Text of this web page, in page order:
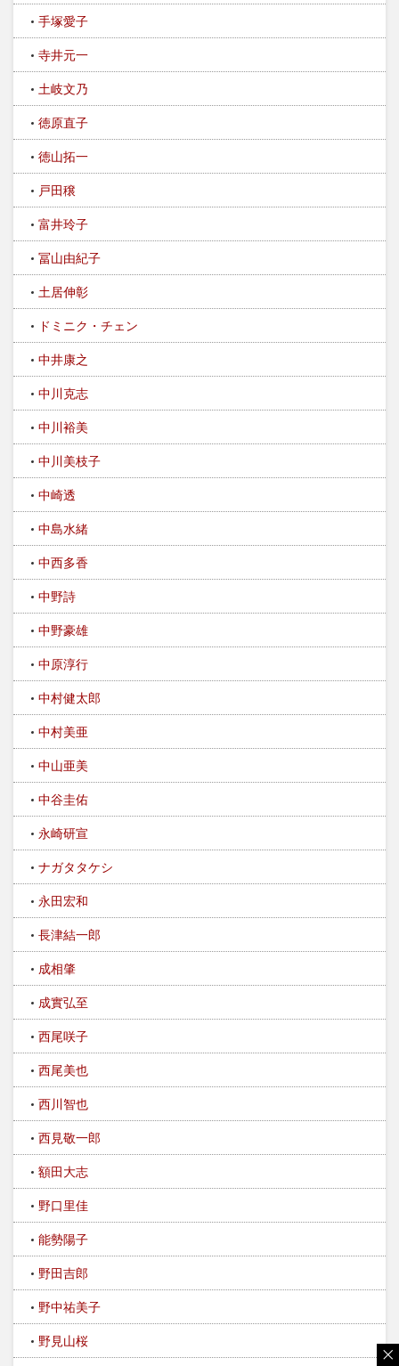
手塚愛子
寺井元一
土岐文乃
徳原直子
徳山拓一
戸田穣
富井玲子
冨山由紀子
土居伸彰
ドミニク・チェン
中井康之
中川克志
中川裕美
中川美枝子
中崎透
中島水緒
中西多香
中野詩
中野豪雄
中原淳行
中村健太郎
中村美亜
中山亜美
中谷圭佑
永崎研宣
ナガタタケシ
永田宏和
長津結一郎
成相肇
成實弘至
西尾咲子
西尾美也
西川智也
西見敬一郎
額田大志
野口里佳
能勢陽子
野田吉郎
野中祐美子
野見山桜